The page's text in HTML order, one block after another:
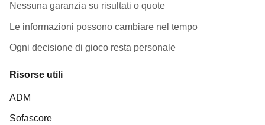
Nessuna garanzia su risultati o quote
Le informazioni possono cambiare nel tempo
Ogni decisione di gioco resta personale
Risorse utili
ADM
Sofascore